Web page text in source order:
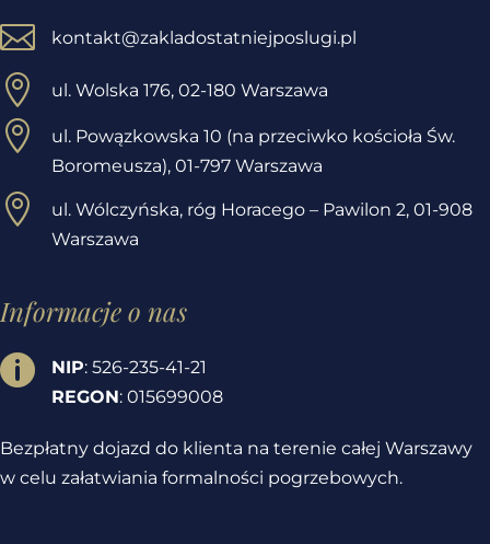
 kontakt@zakladostatniejposlugi.pl
 ul. Wolska 176, 02-180 Warszawa

ul. Powązkowska 10 (na przeciwko kościoła Św.
Boromeusza), 01-797 Warszawa
 ul. Wólczyńska, róg Horacego – Pawilon 2, 01-908
Warszawa
Informacje o nas

NIP: 526-235-41-21
REGON: 015699008
Bezpłatny dojazd do klienta na terenie całej Warszawy
w celu załatwiania formalności pogrzebowych.